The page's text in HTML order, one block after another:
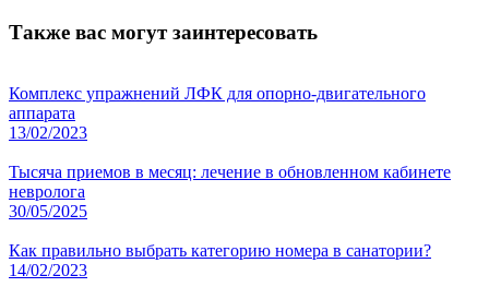
Также вас могут заинтересовать
Комплекс упражнений ЛФК для опорно-двигательного
аппарата
13/02/2023
Тысяча приемов в месяц: лечение в обновленном кабинете
невролога
30/05/2025
Как правильно выбрать категорию номера в санатории?
14/02/2023